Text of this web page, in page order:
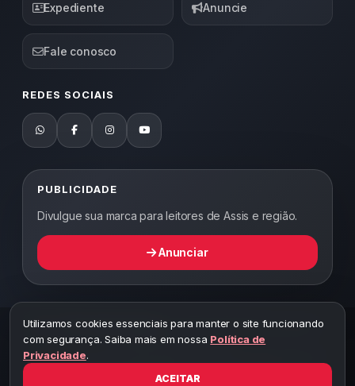
Expediente Anuncie
Fale conosco
REDES SOCIAIS
PUBLICIDADE
Divulgue sua marca para leitores de Assis e região.
Anunciar
2026 ©Abordagem Notícias— Todos os direitos reservados —
Desenvolvido por WEB5.
A cópia total ou parcial desta página implicará ao autor sob pena de
Utilizamos cookies essenciais para manter o site funcionando
com segurança. Saiba mais em nossa Política de
Privacidade.
ACEITAR